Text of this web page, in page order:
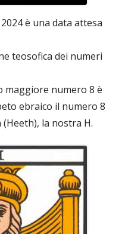
è una data attesa
teosofica dei numeri
maggiore numero 8 è
ebraico il numero 8
la nostra H.